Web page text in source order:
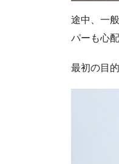
途中、一
パーも心
最初の目